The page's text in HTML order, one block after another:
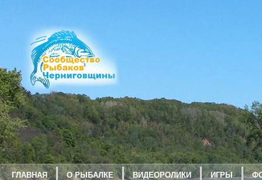
ГЛАВНАЯ О РЫБАЛКЕ ВИДЕОРОЛИКИ ИГРЫ